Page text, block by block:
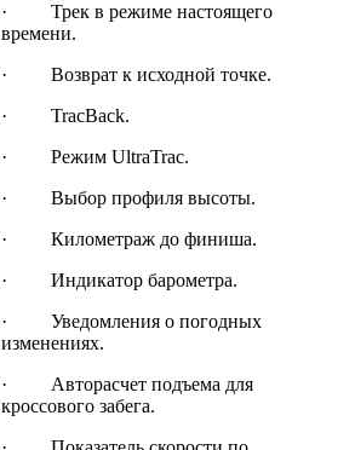
· Трек в режиме настоящего
времени.
· Возврат к исходной точке.
· TracBack.
· Режим UltraTrac.
· Выбор профиля высоты.
· Километраж до финиша.
· Индикатор барометра.
· Уведомления о погодных
изменениях.
· Авторасчет подъема для
кроссового забега.